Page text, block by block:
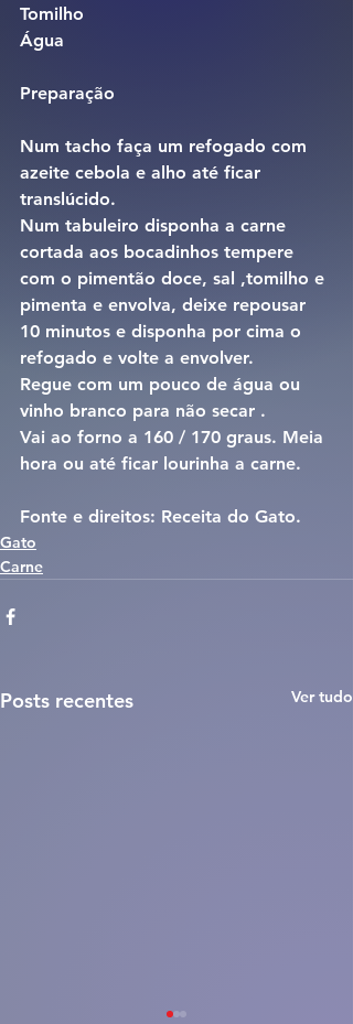
Tomilho
Água
Preparação
Num tacho faça um refogado com
azeite cebola e alho até ficar
translúcido.
Num tabuleiro disponha a carne
cortada aos bocadinhos tempere
com o pimentão doce, sal ,tomilho e
pimenta e envolva, deixe repousar
10 minutos e disponha por cima o
refogado e volte a envolver.
Regue com um pouco de água ou
vinho branco para não secar .
Vai ao forno a 160 / 170 graus. Meia
hora ou até ficar lourinha a carne.
Fonte e direitos: Receita do Gato.
Gato
Carne
Posts recentes Ver tudo